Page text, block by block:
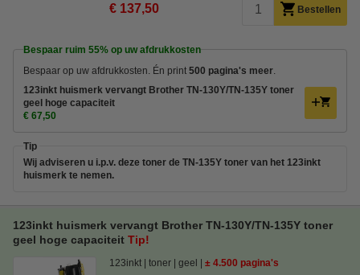
€ 137,50 Bestellen
Bespaar ruim 55% op uw afdrukkosten
Bespaar op uw afdrukkosten. Én print 500 pagina's meer
123inkt huismerk vervangt Brother TN-130Y/TN-135Y toner
geel hoge capaciteit
€ 67,50
Tip
Wij adviseren u i.p.v. deze toner de TN-135Y toner van het 123inkt
huismerk te nemen.
123inkt huismerk vervangt Brother TN-130Y/TN-135Y toner
geel hoge capaciteit Tip!
123inkt toner geel ± 4.500 pagina's